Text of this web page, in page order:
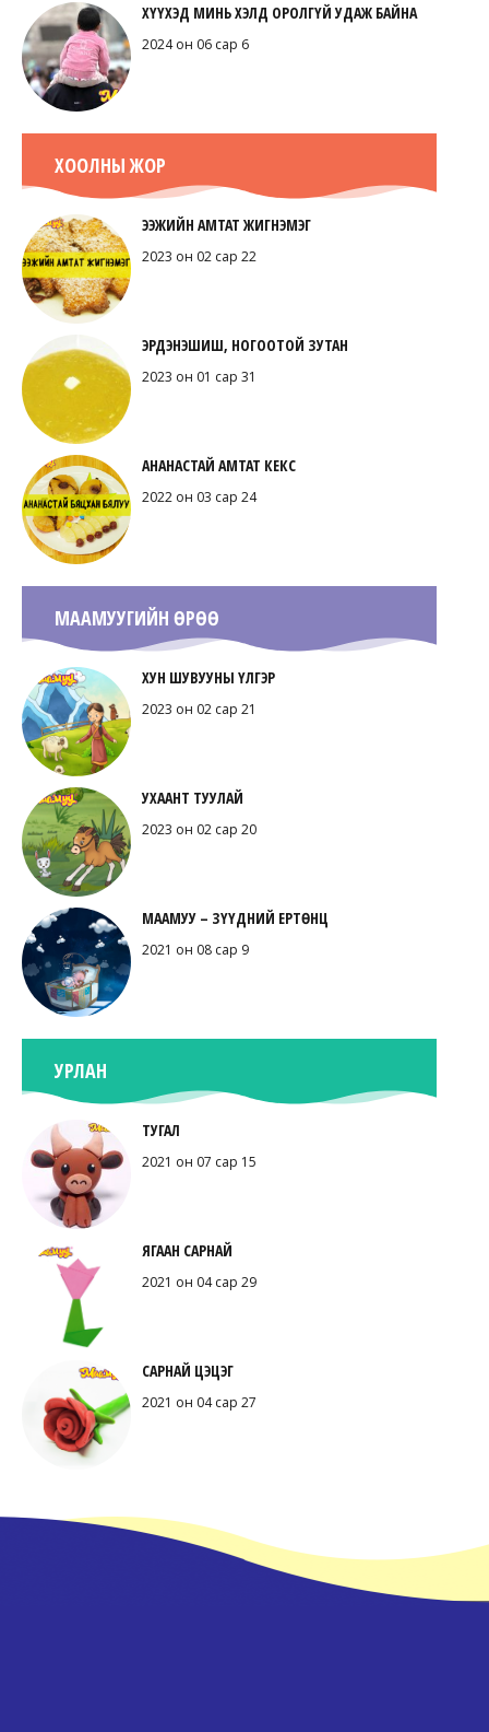
ХҮҮХЭД МИНЬ ХЭЛД ОРОЛГҮЙ УДАЖ БАЙНА
2024 он 06 сар 6
ХООЛНЫ ЖОР
ЭЭЖИЙН АМТАТ ЖИГНЭМЭГ
2023 он 02 сар 22
ЭРДЭНЭШИШ, НОГООТОЙ ЗУТАН
2023 он 01 сар 31
АНАНАСТАЙ АМТАТ КЕКС
2022 он 03 сар 24
МААМУУГИЙН ӨРӨӨ
ХУН ШУВУУНЫ ҮЛГЭР
2023 он 02 сар 21
УХААНТ ТУУЛАЙ
2023 он 02 сар 20
МААМУУ – ЗҮҮДНИЙ ЕРТӨНЦ
2021 он 08 сар 9
УРЛАН
ТУГАЛ
2021 он 07 сар 15
ЯГААН САРНАЙ
2021 он 04 сар 29
САРНАЙ ЦЭЦЭГ
2021 он 04 сар 27